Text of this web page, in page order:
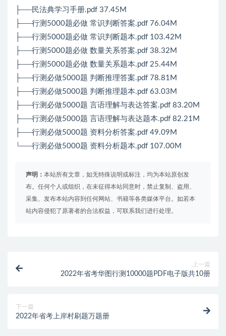
├──民法典学习手册.pdf 37.45M
├──行测 5000题必做 常识判断答案.pdf 76.04M
├──行测 5000题必做 常识判断题本.pdf 103.42M
├──行测 5000题必做 数量关系答案.pdf 38.32M
├──行测5000题必做 数量关系题本.pdf 25.44M
├──行测必做5000题 判断推理答案.pdf 78.81M
├──行测必做5000题 判断推理题本.pdf 63.03M
├──行测必做5000题 言语理解与表达答案.pdf 83.20M
├──行测必做5000题 言语理解与表达题本.pdf 82.21M
├──行测必做5000题 资料分析答案.pdf 49.09M
└──行测必做5000题 资料分析题本.pdf 107.00M
声明： 本站所有文章，如无特殊说明或标注，均为本站原创发
布。任何个人或组织，在未征得本站同意时，禁止复制、盗用、
采集、发布本站内容到任何网站、书籍等各类媒体平台。如若本
站内容侵犯了原著者的合法权益，可联系我们进行处理。
上一篇
2022年省考华图行测10000题PDF电子版共10册
下一篇
2022年省考上岸村刷题万题册